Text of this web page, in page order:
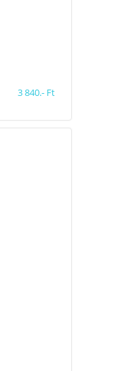
3 840.- Ft